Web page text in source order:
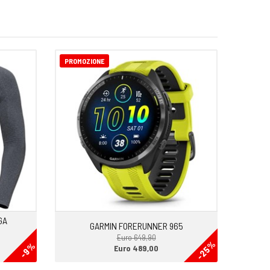
-9%
PROMOZIONE
GARMIN FORERUNNER 965
Euro 649,90
-25%
Euro 489,00